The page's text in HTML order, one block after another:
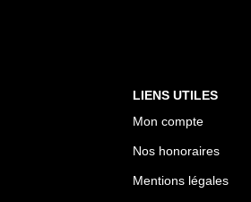
LIENS UTILES
Mon compte
Nos honoraires
Mentions légales